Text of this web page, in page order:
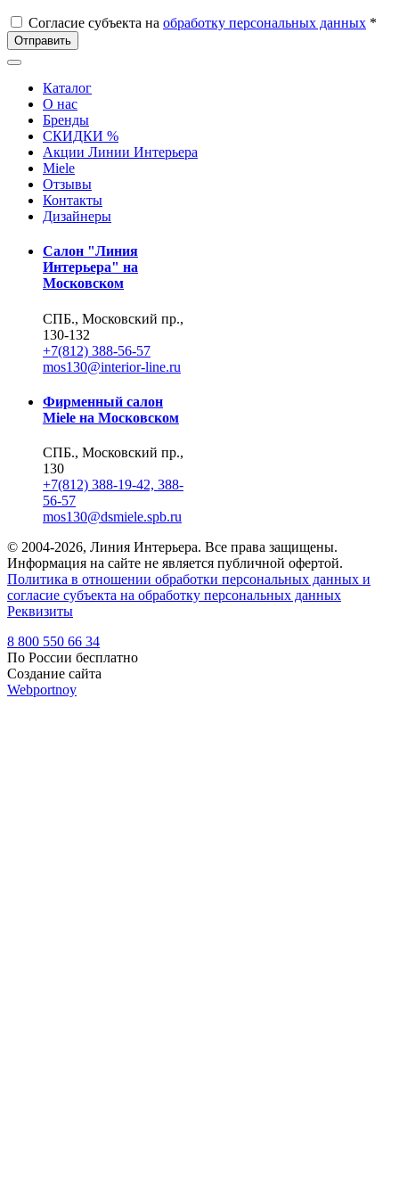
Согласие субъекта на обработку персональных данных *
Отправить
Каталог
О нас
Бренды
СКИДКИ %
Акции Линии Интерьера
Miele
Отзывы
Контакты
Дизайнеры
Салон "Линия
Интерьера" на
Московском
СПБ., Московский пр.,
130-132
+7(812) 388-56-57
mos130@interior-line.ru
Фирменный салон
Miele на Московском
СПБ., Московский пр.,
130
+7(812) 388-19-42, 388-
56-57
mos130@dsmiele.spb.ru
© 2004-2026, Линия Интерьера. Все права защищены.
Информация на сайте не является публичной офертой.
Политика в отношении обработки персональных данных и
согласие субъекта на обработку персональных данных
Реквизиты
8 800 550 66 34
По России бесплатно
Создание сайта
Webportnoy